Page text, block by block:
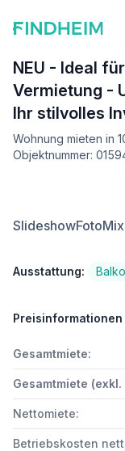
NEU - Ideal
Vermietung -
Ihr stilvolles
Wohnung mieten in
Objektnummer:
SlideshowFotoMix
Ausstattung:
Preisinformationen
Gesamtmiete:
Gesamtmiete (exkl.
Nettomiete:
Betriebskosten